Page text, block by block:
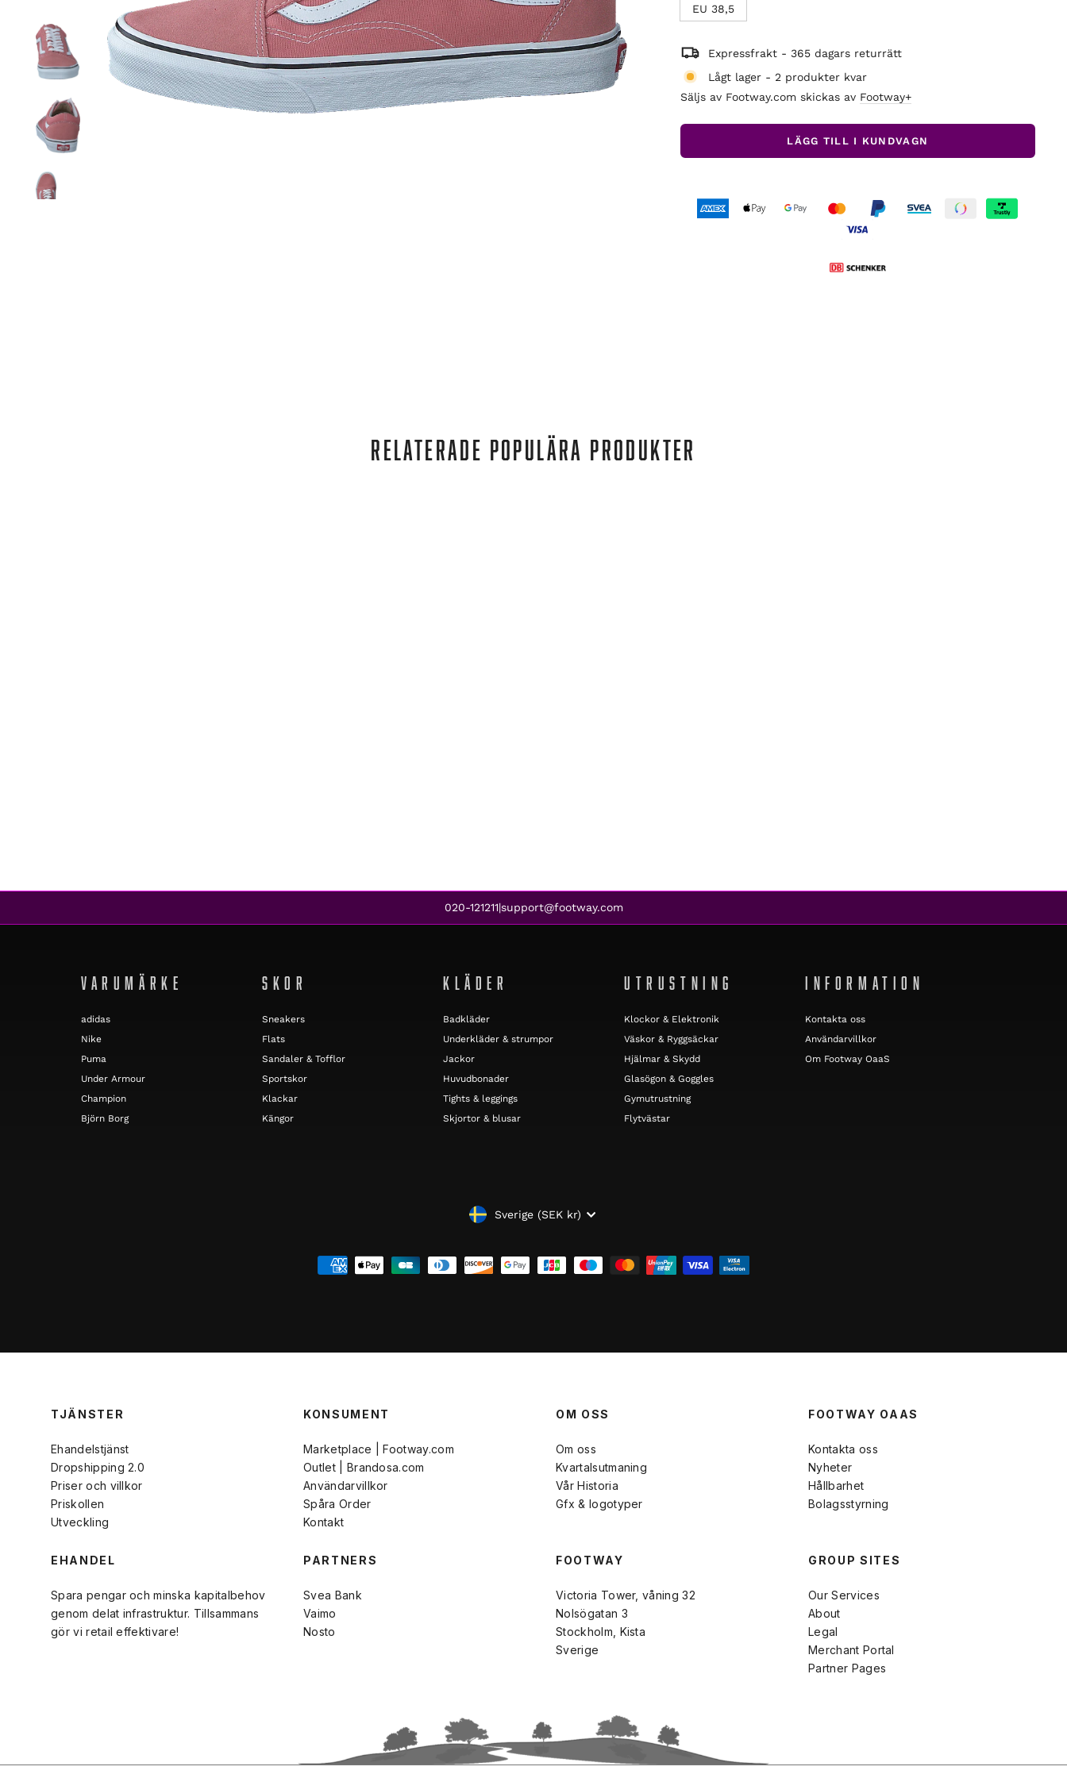
EU 38,5
Expressfrakt - 365 dagars returrätt
Lågt lager - 2 produkter kvar
Säljs av Footway.com skickas av Footway+
LÄGG TILL I KUNDVAGN
RELATERADE POPULÄRA PRODUKTER
020-121211|support@footway.com
VARUMÄRKE
adidas
Nike
Puma
Under Armour
Champion
Björn Borg
SKOR
Sneakers
Flats
Sandaler & Tofflor
Sportskor
Klackar
Kängor
KLÄDER
Badkläder
Underkläder & strumpor
Jackor
Huvudbonader
Tights & leggings
Skjortor & blusar
UTRUSTNING
Klockor & Elektronik
Väskor & Ryggsäckar
Hjälmar & Skydd
Glasögon & Goggles
Gymutrustning
Flytvästar
INFORMATION
Kontakta oss
Användarvillkor
Om Footway OaaS
VALUTA
Sverige (SEK kr)
TJÄNSTER
Ehandelstjänst
Dropshipping 2.0
Priser och villkor
Priskollen
Utveckling
KONSUMENT
Marketplace | Footway.com
Outlet | Brandosa.com
Användarvillkor
Spåra Order
Kontakt
OM OSS
Om oss
Kvartalsutmaning
Vår Historia
Gfx & logotyper
FOOTWAY OAAS
Kontakta oss
Nyheter
Hållbarhet
Bolagsstyrning
EHANDEL
Spara pengar och minska kapitalbehov
genom delat infrastruktur. Tillsammans
gör vi retail effektivare!
PARTNERS
Svea Bank
Vaimo
Nosto
FOOTWAY
Victoria Tower, våning 32
Nolsögatan 3
Stockholm, Kista
Sverige
GROUP SITES
Our Services
About
Legal
Merchant Portal
Partner Pages